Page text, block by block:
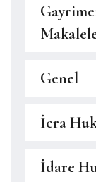
Genel
İcra
İdare